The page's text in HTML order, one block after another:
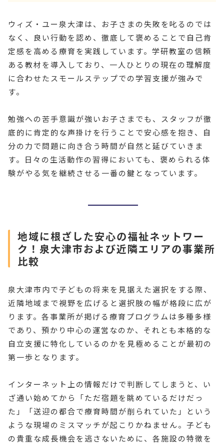
ウィズ・ユー泉大津は、お子さまの失敗を叱るのでは
なく、良い行動を認め、徹底して褒めることで自己肯
定感を高める療育を実践しています。学研教室の信頼
ある教材を導入しており、一人ひとりの現在の理解度
に合わせたスモールステップでの学習支援が強みで
す。
勉強への苦手意識が強いお子さまでも、スタッフが徹
底的に肯定的な声掛けを行うことで安心感を抱き、自
分の力で問題に向き合う時間が自然と延びていきま
す。日々の生活動作の習得においても、褒められる体
験がやる気を継続させる一番の鍵となっています。
地域に根ざした安心の福祉ネットワー
ク！泉大津市および近隣エリアの事業所
比較
泉大津市内で子どもの将来を見据えた選択をする際、
近隣地域まで視野を広げると選択肢の幅が格段に広が
ります。各事業所が掲げる療育プログラムは多種多様
であり、預かり中心の運営なのか、それとも本格的な
自立支援に特化しているのかを見極めることが最初の
第一歩となります。
インターネット上の情報だけで判断してしまうと、い
ざ通い始めてから「ただ宿題を眺めているだけだっ
た」「送迎の都合で療育時間が削られていた」という
ような現場のミスマッチが起こりかねません。子ども
の貴重な成長機会を逃さないために、各施設の特徴を